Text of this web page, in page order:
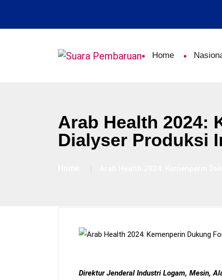
Home
Arab Health 2024:
Dialyser Produksi
Direktur Jenderal Industri Logam, Mesin,